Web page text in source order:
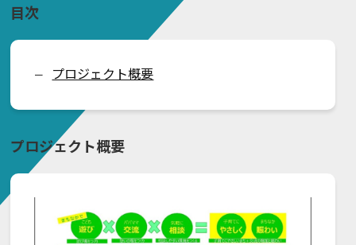
目次
ー プロジェクト概要
プロジェクト概要